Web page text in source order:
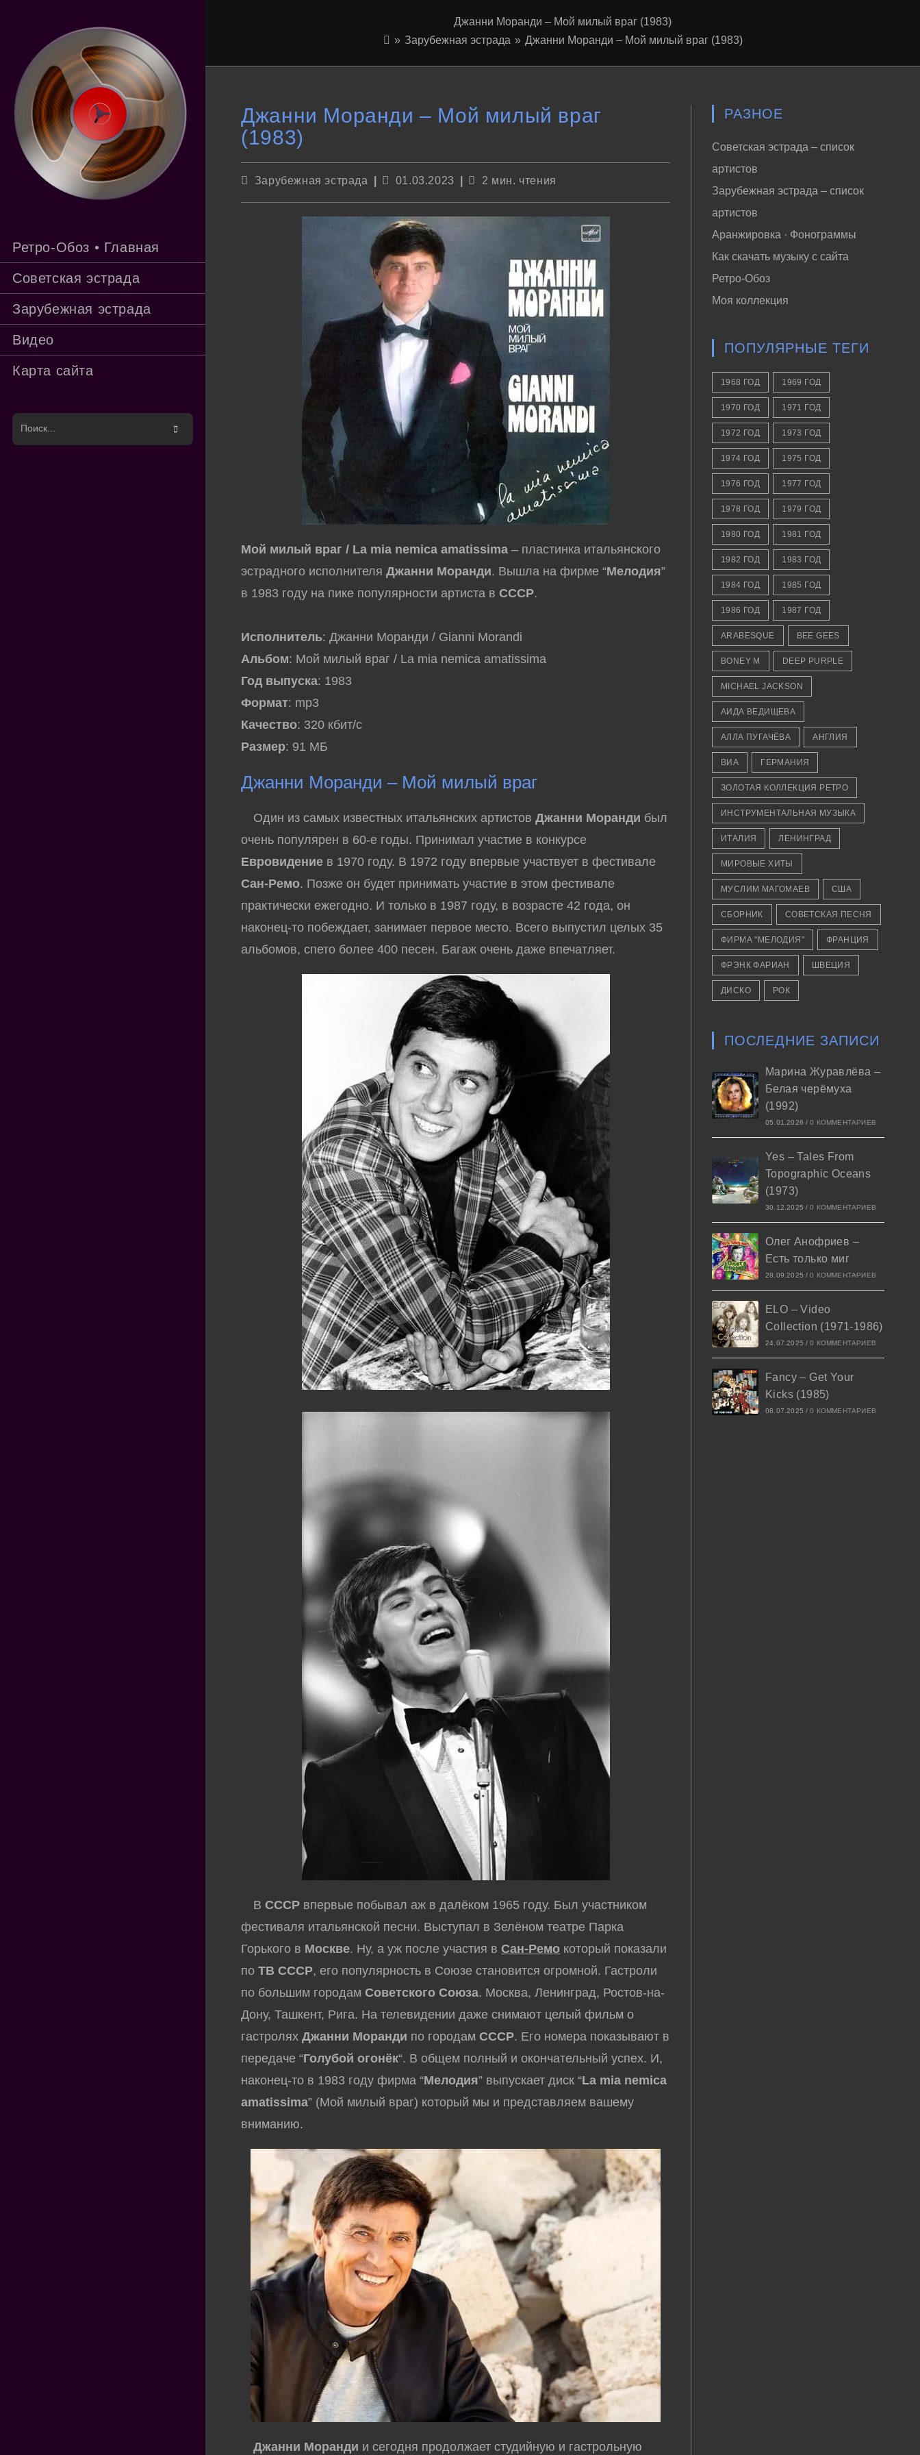
Ретро-Обоз • Главная
Советская эстрада
Зарубежная эстрада
Видео
Карта сайта
Джанни Моранди – Мой милый враг (1983)
» Зарубежная эстрада » Джанни Моранди – Мой милый враг (1983)
Джанни Моранди – Мой милый враг
(1983)
Рубрика
Зарубежная эстрада
Запись
01.03.2023
Время2 мин. чтения
Мой милый враг / La mia nemica amatissima – пластинка итальянского
эстрадного исполнителяДжанни Моранди. Вышла на фирме “Мелодия”
в 1983 году на пике популярности артиста вСССР.
Исполнитель: Джанни Моранди / Gianni Morandi
Альбом: Мой милый враг / La mia nemica amatissima
Год выпуска: 1983
Формат: mp3
Качество: 320 кбит/с
Размер: 91 МБ
Джанни Моранди – Мой милый враг
Один из самых известных итальянских артистовДжанни Моранди был
очень популярен в 60-е годы. Принимал участие в конкурсе
Евровидение в 1970 году. В 1972 году впервые участвует в фестивале
Сан-Ремо. Позже он будет принимать участие в этом фестивале
практически ежегодно. И только в 1987 году, в возрасте 42 года, он
наконец-то побеждает, занимает первое место. Всего выпустил целых 35
альбомов, спето более 400 песен. Багаж очень даже впечатляет.
ВСССР впервые побывал аж в далёком 1965 году. Был участником
фестиваля итальянской песни. Выступал в Зелёном театре Парка
Горького в Москве. Ну, а уж после участия вСан-Ремо который показали
поТВ СССР, его популярность в Союзе становится огромной. Гастроли
по большим городамСоветского Союза. Москва, Ленинград, Ростов-на-
Дону, Ташкент, Рига. На телевидении даже снимают целый фильм о
гастроляхДжанни Моранди по городамСССР. Его номера показывают в
передаче “Голубой огонёк“. В общем полный и окончательный успех. И,
наконец-то в 1983 году фирма “Мелодия” выпускает диск “La mia nemica
amatissima” (Мой милый враг) который мы и представляем вашему
вниманию.
Джанни Моранди и сегодня продолжает студийную и гастрольную
РАЗНОЕ
Советская эстрада – список
артистов
Зарубежная эстрада – список
артистов
Аранжировка · Фонограммы
Как скачать музыку с сайта
Ретро-Обоз
Моя коллекция
ПОПУЛЯРНЫЕ ТЕГИ
1968 ГОД 1969 ГОД
1970 ГОД 1971 ГОД
1972 ГОД 1973 ГОД
1974 ГОД 1975 ГОД
1976 ГОД 1977 ГОД
1978 ГОД 1979 ГОД
1980 ГОД 1981 ГОД
1982 ГОД 1983 ГОД
1984 ГОД 1985 ГОД
1986 ГОД 1987 ГОД
ARABESQUE BEE GEES
BONEY M DEEP PURPLE
MICHAEL JACKSON
АИДА ВЕДИЩЕВА
АЛЛА ПУГАЧЁВА АНГЛИЯ
ВИА ГЕРМАНИЯ
ЗОЛОТАЯ КОЛЛЕКЦИЯ РЕТРО
ИНСТРУМЕНТАЛЬНАЯ МУЗЫКА
ИТАЛИЯ ЛЕНИНГРАД
МИРОВЫЕ ХИТЫ
МУСЛИМ МАГОМАЕВ США
СБОРНИК СОВЕТСКАЯ ПЕСНЯ
ФИРМА "МЕЛОДИЯ" ФРАНЦИЯ
ФРЭНК ФАРИАН ШВЕЦИЯ
ДИСКО РОК
ПОСЛЕДНИЕ ЗАПИСИ
Марина Журавлёва –
Белая черёмуха
(1992)
05.01.2026 / 0 КОММЕНТАРИЕВ
Yes – Tales From
Topographic Oceans
(1973)
30.12.2025 / 0 КОММЕНТАРИЕВ
Олег Анофриев –
Есть только миг
28.09.2025 / 0 КОММЕНТАРИЕВ
ELO – Video
Collection (1971-1986)
24.07.2025 / 0 КОММЕНТАРИЕВ
Fancy – Get Your
Kicks (1985)
08.07.2025 / 0 КОММЕНТАРИЕВ